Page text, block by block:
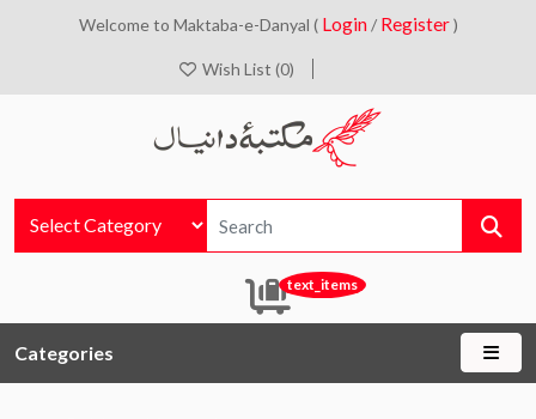
Welcome to Maktaba-e-Danyal ( Login / Register )
Wish List (0)
text_items
Categories